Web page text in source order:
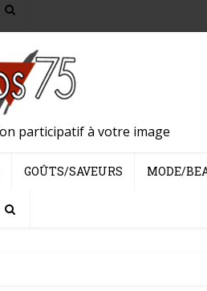
participatif à votre image
GOÛTS/SAVEURS MODE/